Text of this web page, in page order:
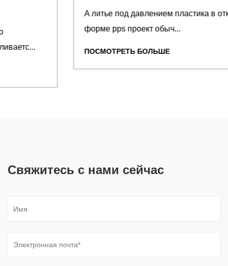
A литье под давлением пластика в открытой
форме pps проект обыч...
ПОСМОТРЕТЬ БОЛЬШЕ
Свяжитесь с нами сейчас